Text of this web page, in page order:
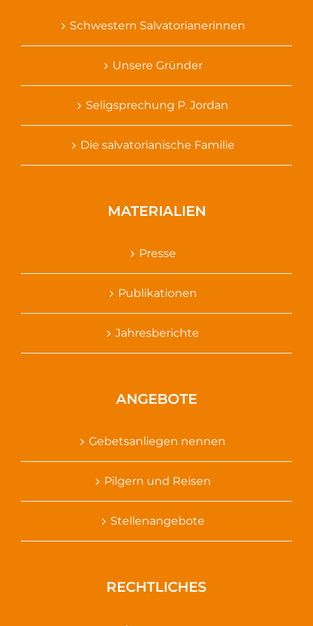
Schwestern Salvatorianerinnen
Unsere Gründer
Seligsprechung P. Jordan
Die salvatorianische Familie
MATERIALIEN
Presse
Publikationen
Jahresberichte
ANGEBOTE
Gebetsanliegen nennen
Pilgern und Reisen
Stellenangebote
RECHTLICHES